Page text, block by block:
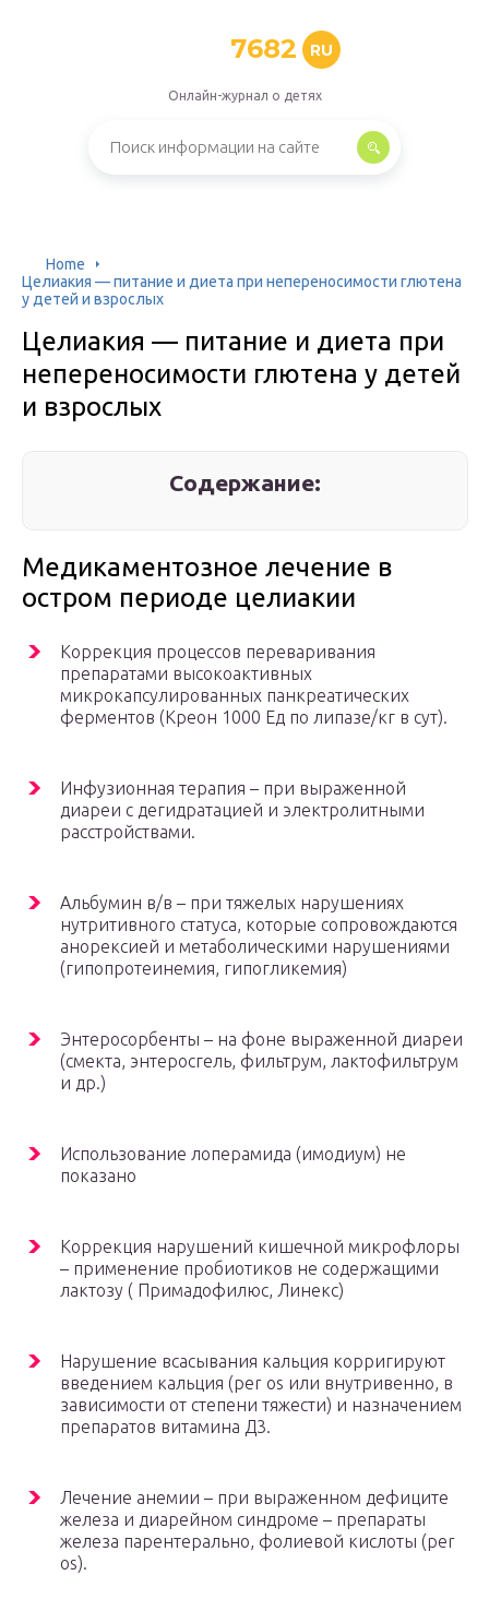
7682 RU
Онлайн-журнал о детях
Home
Целиакия — питание и диета при непереносимости глютена
у детей и взрослых
Целиакия — питание и диета при
непереносимости глютена у детей
и взрослых
Содержание:
Медикаментозное лечение в
остром периоде целиакии
Коррекция процессов переваривания
препаратами высокоактивных
микрокапсулированных панкреатических
ферментов (Креон 1000 Ед по липазе/кг в сут).
Инфузионная терапия – при выраженной
диареи с дегидратацией и электролитными
расстройствами.
Альбумин в/в – при тяжелых нарушениях
нутритивного статуса, которые сопровождаются
анорексией и метаболическими нарушениями
(гипопротеинемия, гипогликемия)
Энтеросорбенты – на фоне выраженной диареи
(смекта, энтеросгель, фильтрум, лактофильтрум
и др.)
Использование лоперамида (имодиум) не
показано
Коррекция нарушений кишечной микрофлоры
– применение пробиотиков не содержащими
лактозу ( Примадофилюс, Линекс)
Нарушение всасывания кальция корригируют
введением кальция (per os или внутривенно, в
зависимости от степени тяжести) и назначением
препаратов витамина Д3.
Лечение анемии – при выраженном дефиците
железа и диарейном синдроме – препараты
железа парентерально, фолиевой кислоты (per
os).